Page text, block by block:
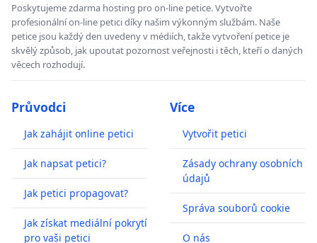
Poskytujeme zdarma hosting pro on-line petice. Vytvořte
profesionální on-line petici díky našim výkonným službám. Naše
petice jsou každý den uvedeny v médiích, takže vytvoření petice je
skvělý způsob, jak upoutat pozornost veřejnosti i těch, kteří o daných
věcech rozhodují.
Průvodci
Jak zahájit online petici
Jak napsat petici?
Jak petici propagovat?
Jak získat mediální pokrytí
pro vaši petici
Více
Vytvořit petici
Zásady ochrany osobních
údajů
Správa souborů cookie
O nás